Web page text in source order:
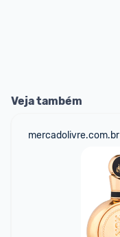
Veja também
mercadolivre.com.br